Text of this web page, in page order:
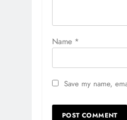
Name *
Save my name,